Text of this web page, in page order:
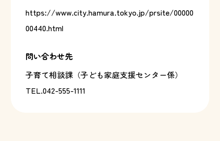
https://www.city.hamura.tokyo.jp/prsite/00000
00440.html
問い合わせ先
子育て相談課（子ども家庭支援センター係）
TEL.042-555-1111